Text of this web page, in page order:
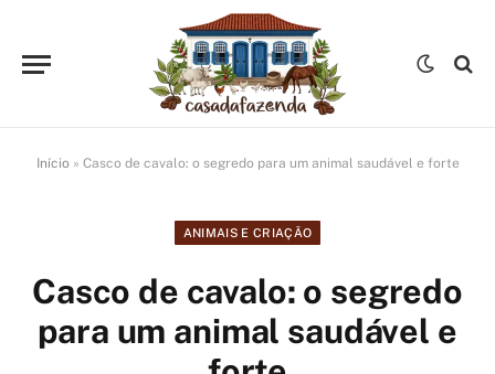
Início » Casco de cavalo: o segredo para um animal saudável e forte
ANIMAIS E CRIAÇÃO
Casco de cavalo: o segredo
para um animal saudável e